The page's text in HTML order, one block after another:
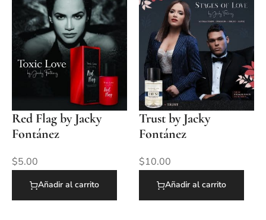
Red Flag by Jacky
Fontánez
$5.00
Añadir al carrito
Trust by Jacky
Fontánez
$10.00
Añadir al carrito